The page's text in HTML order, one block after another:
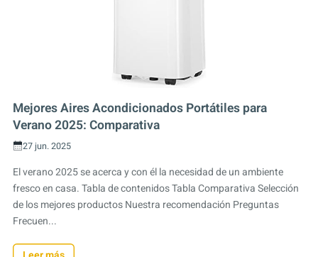
Mejores Aires Acondicionados Portátiles para
Verano 2025: Comparativa
27 jun. 2025
El verano 2025 se acerca y con él la necesidad de un ambiente
fresco en casa. Tabla de contenidos Tabla Comparativa Selección
de los mejores productos Nuestra recomendación Preguntas
Frecuen...